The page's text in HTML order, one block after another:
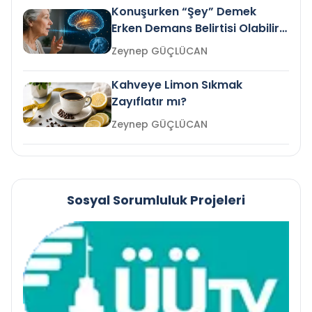
Konuşurken “Şey” Demek
Erken Demans Belirtisi Olabilir
mi?
Zeynep GÜÇLÜCAN
Kahveye Limon Sıkmak
Zayıflatır mı?
Zeynep GÜÇLÜCAN
Sosyal Sorumluluk Projeleri